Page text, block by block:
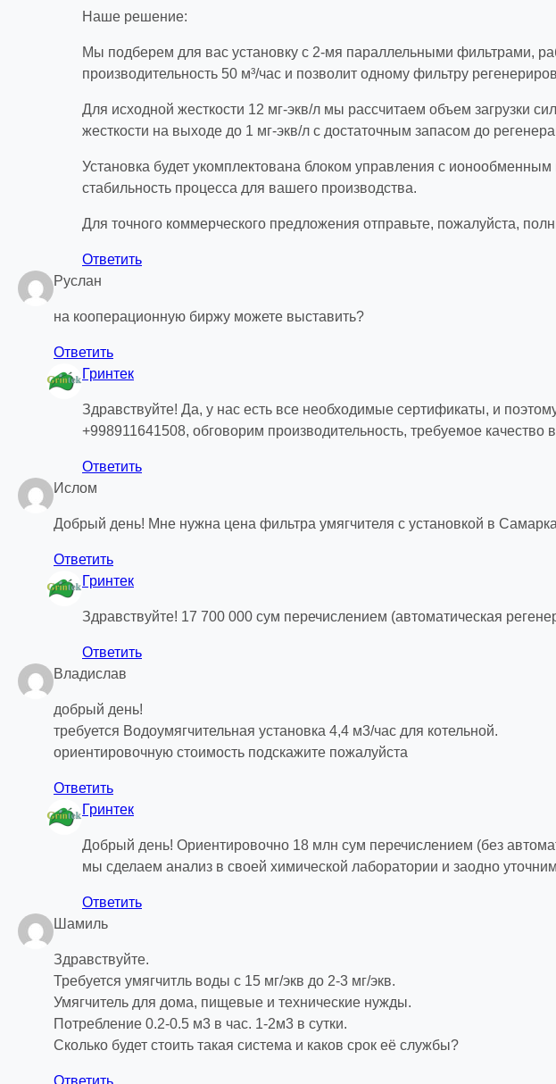
Наше решение:
Мы подберем для вас установку с 2-мя параллельными фильтрами,
производительность 50 м³/час и позволит одному фильтру
Для исходной жесткости 12 мг-экв/л мы рассчитаем объем загрузки
жесткости на выходе до 1 мг-экв/л с достаточным запасом до
Установка будет укомплектована блоком управления с
стабильность процесса для вашего производства.
Для точного коммерческого предложения отправьте, пожалуйста,
Ответить
Руслан
на кооперационную биржу можете выставить?
Ответить
Гринтек
Здравствуйте! Да, у нас есть все необходимые сертификаты, и
+998911641508, обговорим производительность, требуемое
Ответить
Ислом
Добрый день! Мне нужна цена фильтра умягчителя с установкой в
Ответить
Гринтек
Здравствуйте! 17 700 000 сум перечислением (автоматическая
Ответить
Владислав
добрый день!
требуется Водоумягчительная установка 4,4 м3/час для котельной.
ориентировочную стоимость подскажите пожалуйста
Ответить
Гринтек
Добрый день! Ориентировочно 18 млн сум перечислением (без
мы сделаем анализ в своей химической лаборатории и заодно
Ответить
Шамиль
Здравствуйте.
Требуется умягчитль воды с 15 мг/экв до 2-3 мг/экв.
Умягчитель для дома, пищевые и технические нужды.
Потребление 0.2-0.5 м3 в час. 1-2м3 в сутки.
Сколько будет стоить такая система и каков срок её службы?